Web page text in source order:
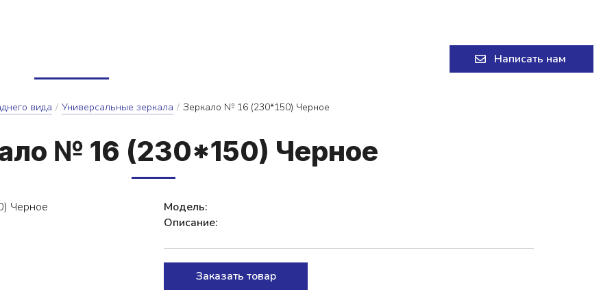
Написать нам
вида / Универсальные зеркала / Зеркало № 16 (230*150) Черное
№ 16 (230*150) Чер­ное
Модель:
Описание:
Заказать товар